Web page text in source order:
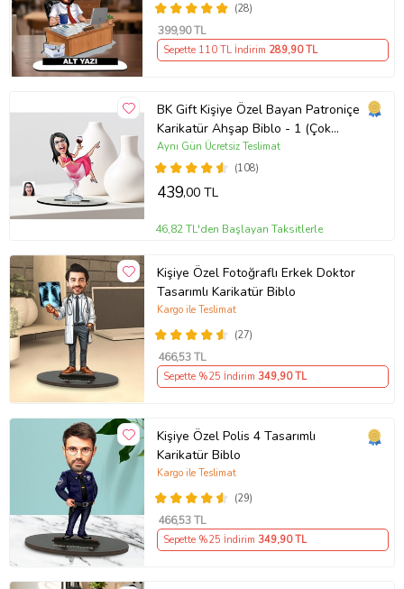
(28)
399,90 TL
Sepette 110 TL İndirim 289,90 TL
BK Gift Kişiye Özel Bayan Patroniçe
Karikatür Ahşap Biblo - 1 (Çok
Renkli)
(108)
Aynı Gün Ücretsiz Teslimat
439,00 TL
46,82 TL'den Başlayan Taksitlerle
Kişiye Özel Fotoğraflı Erkek Doktor
Tasarımlı Karikatür Biblo
(27)
Kargo ile Teslimat
466,53 TL
Sepette %25 İndirim 349,90 TL
Kişiye Özel Polis 4 Tasarımlı
Karikatür Biblo
(29)
Kargo ile Teslimat
466,53 TL
Sepette %25 İndirim 349,90 TL